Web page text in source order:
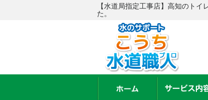
【水道局指定工事店】高知のト
た。